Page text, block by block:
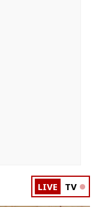
LIVE TV